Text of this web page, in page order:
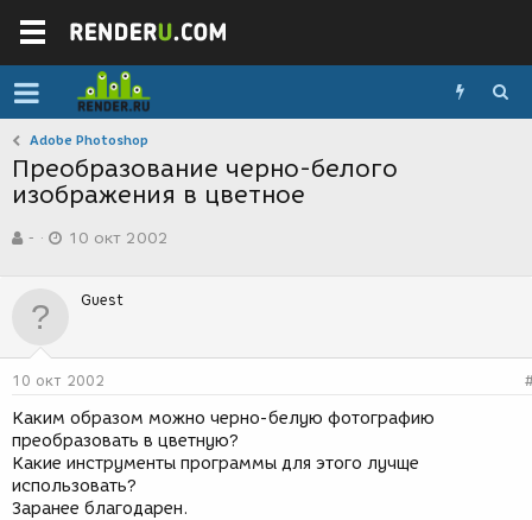
Adobe Photoshop
Преобразование черно-белого
изображения в цветное
в
р
м
-
а
д
н
и
я
10 окт 2002
Guest
10 окт 2002
Каким образом можно черно-белую фотографию
преобразовать в цветную?
Какие инструменты программы для этого лучще
использовать?
Заранее благодарен.